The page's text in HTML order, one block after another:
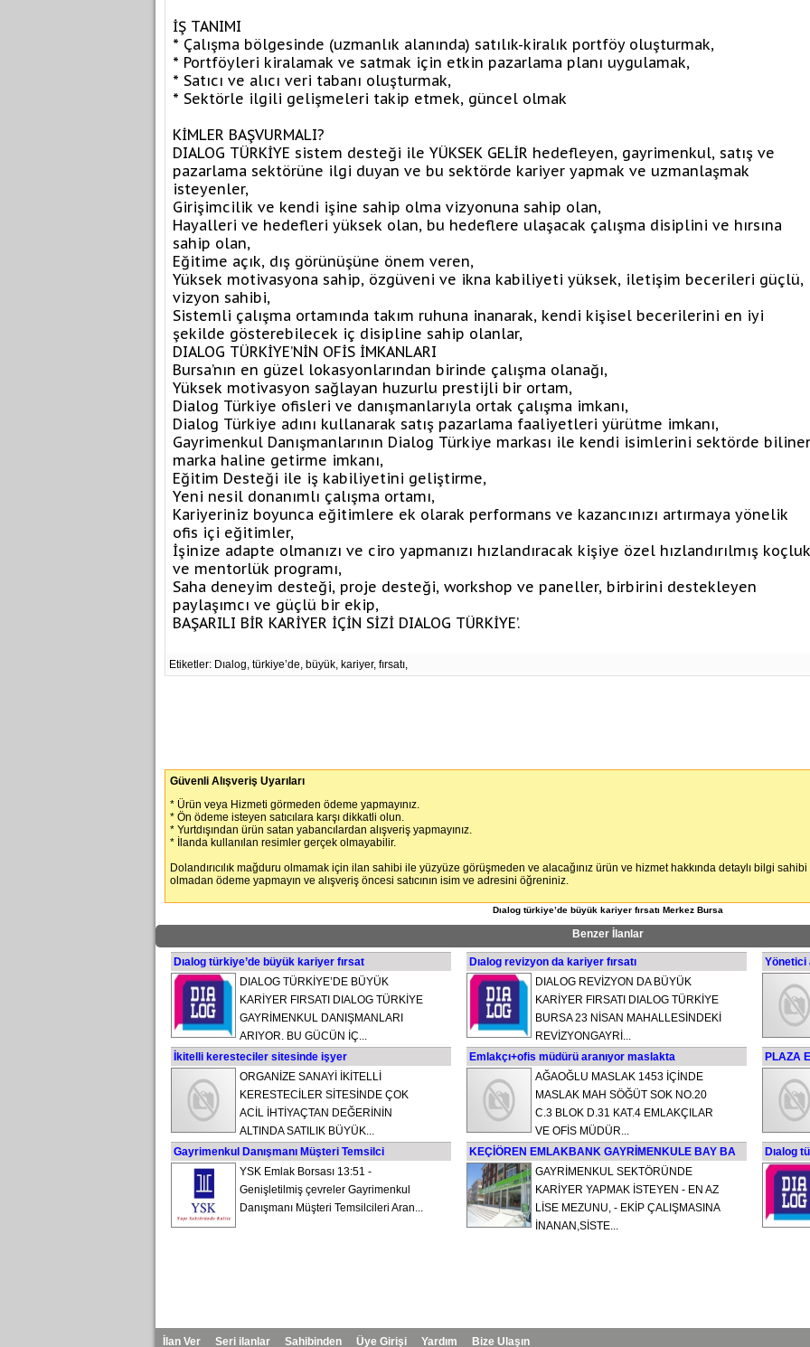
İŞ TANIMI
* Çalışma bölgesinde (uzmanlık alanında) satılık-kiralık portföy oluşturmak,
* Portföyleri kiralamak ve satmak için etkin pazarlama planı uygulamak,
* Satıcı ve alıcı veri tabanı oluşturmak,
* Sektörle ilgili gelişmeleri takip etmek, güncel olmak
KİMLER BAŞVURMALI?
DIALOG TÜRKİYE sistem desteği ile YÜKSEK GELİR hedefleyen, gayrimenkul, satış ve
pazarlama sektörüne ilgi duyan ve bu sektörde kariyer yapmak ve uzmanlaşmak
isteyenler,
Girişimcilik ve kendi işine sahip olma vizyonuna sahip olan,
Hayalleri ve hedefleri yüksek olan, bu hedeflere ulaşacak çalışma disiplini ve hırsına
sahip olan,
Eğitime açık, dış görünüşüne önem veren,
Yüksek motivasyona sahip, özgüveni ve ikna kabiliyeti yüksek, iletişim becerileri güçlü,
vizyon sahibi,
Sistemli çalışma ortamında takım ruhuna inanarak, kendi kişisel becerilerini en iyi
şekilde gösterebilecek iç disipline sahip olanlar,
DIALOG TÜRKİYE’NİN OFİS İMKANLARI
Bursa’nın en güzel lokasyonlarından birinde çalışma olanağı,
Yüksek motivasyon sağlayan huzurlu prestijli bir ortam,
Dialog Türkiye ofisleri ve danışmanlarıyla ortak çalışma imkanı,
Dialog Türkiye adını kullanarak satış pazarlama faaliyetleri yürütme imkanı,
Gayrimenkul Danışmanlarının Dialog Türkiye markası ile kendi isimlerini sektörde
marka haline getirme imkanı,
Eğitim Desteği ile iş kabiliyetini geliştirme,
Yeni nesil donanımlı çalışma ortamı,
Kariyeriniz boyunca eğitimlere ek olarak performans ve kazancınızı artırmaya yönelik
ofis içi eğitimler,
İşinize adapte olmanızı ve ciro yapmanızı hızlandıracak kişiye özel hızlandırılmış koçluk
ve mentorlük programı,
Saha deneyim desteği, proje desteği, workshop ve paneller, birbirini destekleyen
paylaşımcı ve güçlü bir ekip,
BAŞARILI BİR KARİYER İÇİN SİZİ DIALOG TÜRKİYE’.
Etiketler: Dıalog, türkiye’de, büyük, kariyer, fırsatı,
Güvenli Alışveriş Uyarıları
* Ürün veya Hizmeti görmeden ödeme yapmayınız.
* Ön ödeme isteyen satıcılara karşı dikkatli olun.
* Yurtdışından ürün satan yabancılardan alışveriş yapmayınız.
* İlanda kullanılan resimler gerçek olmayabilir.
Dolandırıcılık mağduru olmamak için ilan sahibi ile yüzyüze görüşmeden ve alacağınız ürün ve hizmet hakkında detaylı bilgi sahibi
olmadan ödeme yapmayın ve alışveriş öncesi satıcının isim ve adresini öğreniniz.
Dıalog türkiye’de büyük kariyer fırsatı Merkez Bursa
Benzer İlanlar
Dıalog türkiye’de büyük kariyer fırsat
DIALOG TÜRKİYE’DE BÜYÜK
KARİYER FIRSATI DIALOG TÜRKİYE
GAYRİMENKUL DANIŞMANLARI
ARIYOR. BU GÜCÜN İÇ...
Dıalog revizyon da kariyer fırsatı
DIALOG REVİZYON DA BÜYÜK
KARİYER FIRSATI DIALOG TÜRKİYE
BURSA 23 NİSAN MAHALLESİNDEKİ
REVİZYONGAYRİ...
Yönetici
İkitelli keresteciler sitesinde işyer
ORGANİZE SANAYİ İKİTELLİ
KERESTECİLER SİTESİNDE ÇOK
ACİL İHTİYAÇTAN DEĞERİNİN
ALTINDA SATILIK BÜYÜK...
Emlakçı+ofis müdürü aranıyor maslakta
AĞAOĞLU MASLAK 1453 İÇİNDE
MASLAK MAH SÖĞÜT SOK NO.20
C.3 BLOK D.31 KAT.4 EMLAKÇILAR
VE OFİS MÜDÜR...
PLAZA
Gayrimenkul Danışmanı Müşteri Temsilci
YSK Emlak Borsası 13:51 -
Genişletilmiş çevreler Gayrimenkul
Danışmanı Müşteri Temsilcileri Aran...
KEÇİÖREN EMLAKBANK GAYRİMENKULE BAY BA
GAYRİMENKUL SEKTÖRÜNDE
KARİYER YAPMAK İSTEYEN - EN AZ
LİSE MEZUNU, - EKİP ÇALIŞMASINA
İNANAN,SİSTE...
Dıalog
İlan Ver Seri ilanlar Sahibinden Üye Girişi Yardım Bize Ulaşın